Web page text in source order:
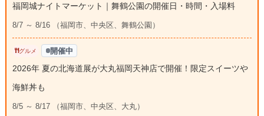
福岡城ナイトマーケット｜舞鶴公園の開催日・時間・入場料
8/7 ～ 8/16 （福岡市、中央区、舞鶴公園）
グルメ 開催中
2026年 夏の北海道展が大丸福岡天神店で開催！限定スイーツや
海鮮丼も
8/5 ～ 8/17 （福岡市、中央区、大丸）